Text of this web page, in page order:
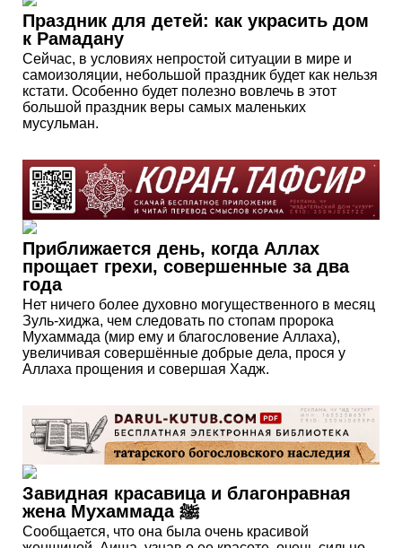
Праздник для детей: как украсить дом
к Рамадану
Сейчас, в условиях непростой ситуации в мире и
самоизоляции, небольшой праздник будет как нельзя
кстати. Особенно будет полезно вовлечь в этот
большой праздник веры самых маленьких
мусульман.
Приближается день, когда Аллах
прощает грехи, совершенные за два
года
Нет ничего более духовно могущественного в месяц
Зуль-хиджа, чем следовать по стопам пророка
Мухаммада (мир ему и благословение Аллаха),
увеличивая совершённые добрые дела, прося у
Аллаха прощения и совершая Хадж.
Завидная красавица и благонравная
жена Мухаммада ﷺ
Сообщается, что она была очень красивой